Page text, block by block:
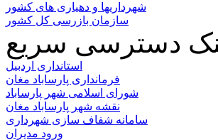
شهرداریها و دهیاری های کشور
سازمان بازرسی کل کشور
دسترسی سریع
استانداری اردبیل
فرمانداری پارساباد مغان
شورای اسلامی شهر پارساباد
نقشه شهر پارساباد مغان
سامانه شفاف سازی شهرداری
ورود مدیران